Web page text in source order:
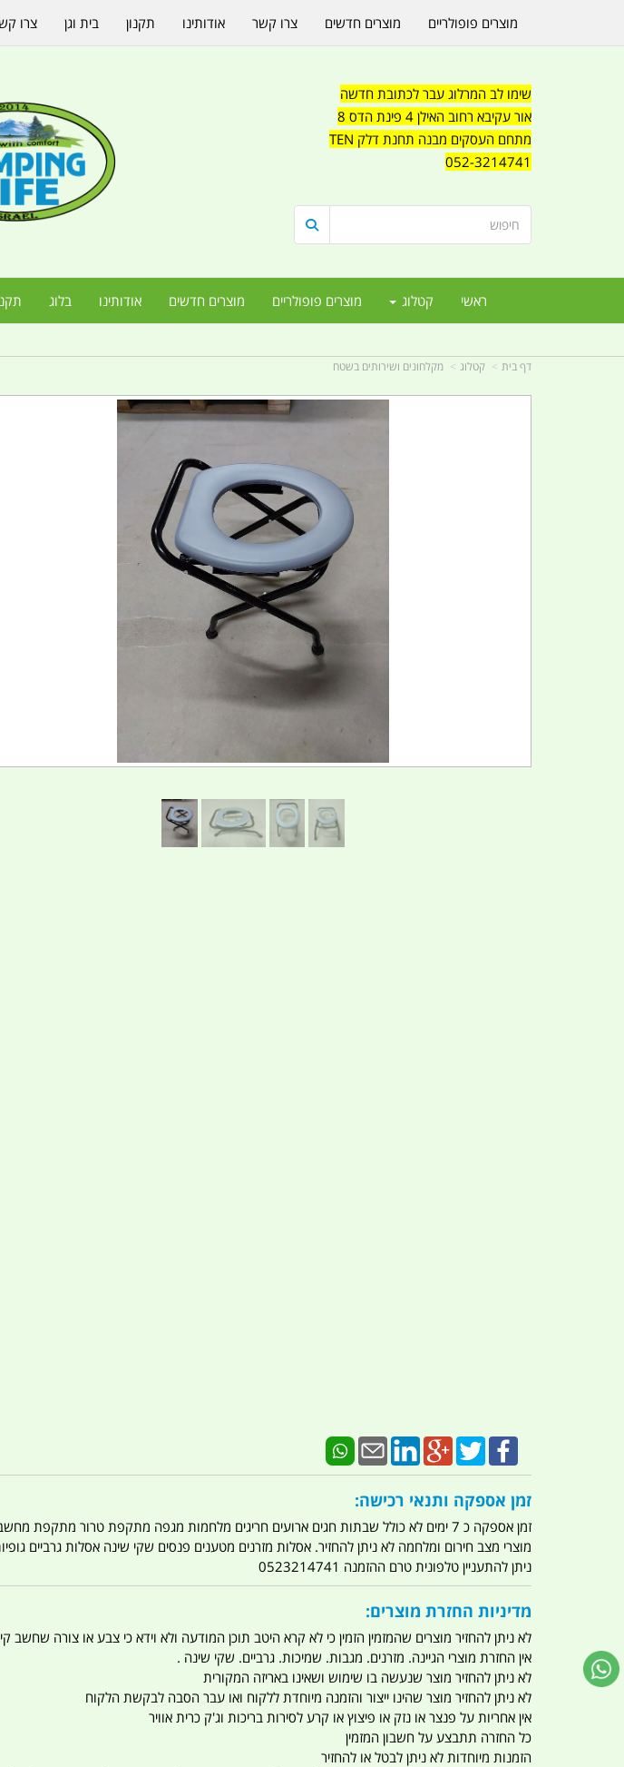
שימו לב המרלוג עבר לכתובת חדשה
אור עקיבא רחוב האילן 4 פינת הדס 8
מתחם העסקים מבנה תחנת דלק TEN
052-3214741
ראשי קטלוג מוצרים פופולריים מוצרים חדשים אודותינו בלוג
מוצרים פופולריים מוצרים חדשים צרו קשר אודותינו תקנון בית וגן צרו
דף בית קטלוג מקלחונים ושירותים בשטח
זמן אספקה ותנאי רכישה:
זמן אספקה כ 7 ימים לא כולל שבתות חגים ארועים חריגים מלחמות מגפה מתקפת טרור מתקפת מחשבים
מוצרי מצב חירום ומלחמה לא ניתן להחזיר. אסלות מזרנים מטענים פנסים שקי שינה אסלות גרביים
ניתן להתעניין טלפונית טרם ההזמנה 0523214741
מדיניות החזרת מוצרים:
לא ניתן להחזיר מוצרים שהמזמין הזמין כי לא קרא היטב תוכן המודעה ולא וידא כי צבע או צורה
אין החזרת מוצרי הגיינה. מזרנים. מגבות. שמיכות. גרביים. שקי שינה .
לא ניתן להחזיר מוצר שנעשה בו שימוש ושאינו באריזה המקורית
לא ניתן להחזיר מוצר שהינו ייצור והזמנה מיוחדת ללקוח ואו עבר הסבה לבקשת הלקוח
אין אחריות על פנצר או נזק או פיצוץ או קרע לסירות בריכות וג'ק כרית אוויר
כל החזרה תתבצע על חשבון המזמין
הזמנות מיוחדות לא ניתן לבטל או להחזיר